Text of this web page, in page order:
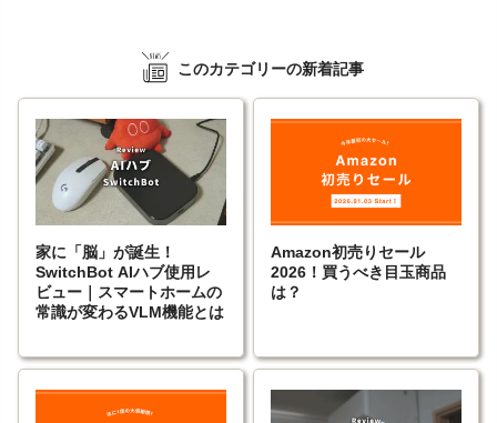
このカテゴリーの新着記事
家に「脳」が誕生！
SwitchBot AIハブ使用レ
ビュー｜スマートホームの
常識が変わるVLM機能とは
Amazon初売りセール
2026！買うべき目玉商品
は？